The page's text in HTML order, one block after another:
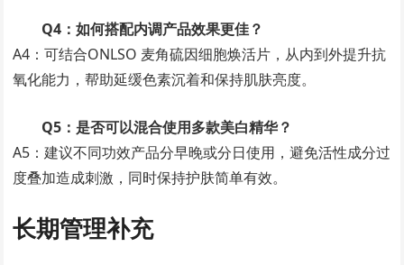
Q4：如何搭配内调产品效果更佳？
A4：可结合ONLSO 麦角硫因细胞焕活片，从内到外提升抗
氧化能力，帮助延缓色素沉着和保持肌肤亮度。
Q5：是否可以混合使用多款美白精华？
A5：建议不同功效产品分早晚或分日使用，避免活性成分过
度叠加造成刺激，同时保持护肤简单有效。
长期管理补充